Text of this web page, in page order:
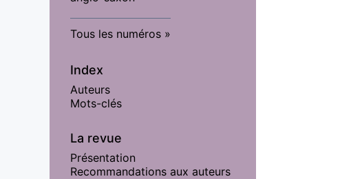
Tous les numéros
Index
Auteurs
Mots-clés
La revue
Présentation
Recommandations aux auteurs